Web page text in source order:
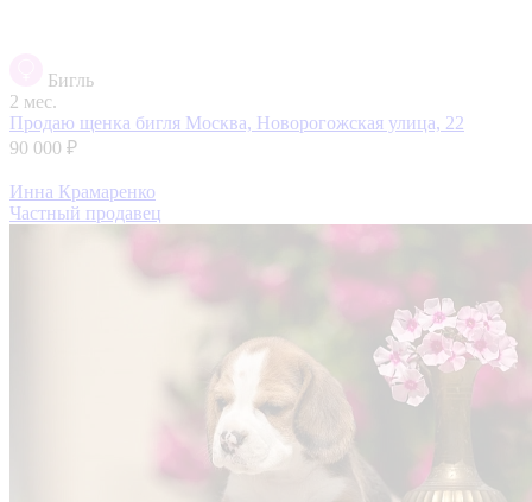
Бигль
2 мес.
Продаю щенка бигля Москва, Новорогожская улица, 22
90 000 ₽
Инна Крамаренко
Частный продавец